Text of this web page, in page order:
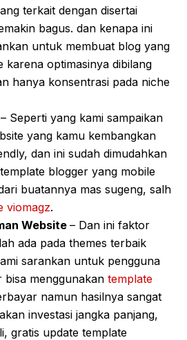
terkait dengan disertai
bagus. dan kenapa ini
untuk membuat blog yang
karena optimasinya dibilang
hanya konsentrasi pada niche
– Seperti yang kami sampaikan
yang kamu kembangkan
dan ini sudah dimudahkan
blogger yang mobile
buatannya mas sugeng, salh
viomagz.
Website – Dan ini faktor
ada pada themes terbaik
sarankan untuk pengguna
menggunakan template
namun hasilnya sangat
investasi jangka panjang,
gratis update template